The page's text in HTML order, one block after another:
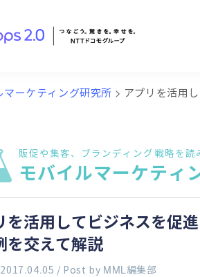
マーケティング研究所 > アプリを活用
販促や集客、ブランディング戦略を読
モバイルマーケティ
を活用してビジネスを促
を交えて解説
/ Post by MML編集部